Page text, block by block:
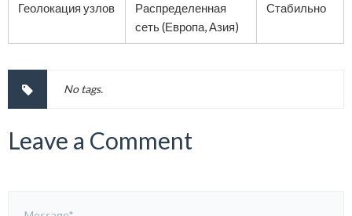
Геолокация узлов
Распределенная
сеть (Европа, Азия)
Стабильно
No tags.
Leave a Comment